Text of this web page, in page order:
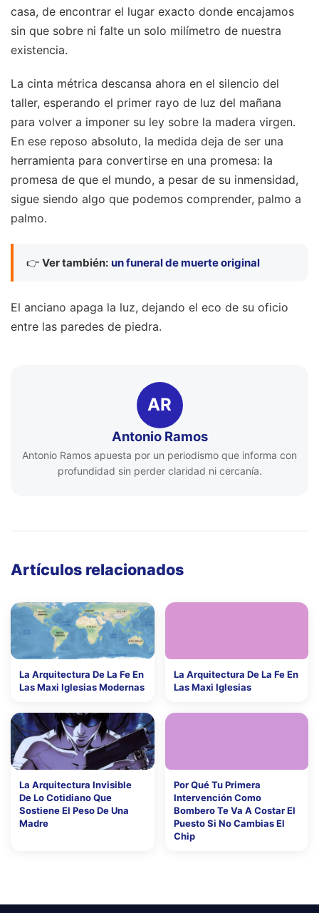
casa, de encontrar el lugar exacto donde encajamos
sin que sobre ni falte un solo milímetro de nuestra
existencia.
La cinta métrica descansa ahora en el silencio del
taller, esperando el primer rayo de luz del mañana
para volver a imponer su ley sobre la madera virgen.
En ese reposo absoluto, la medida deja de ser una
herramienta para convertirse en una promesa: la
promesa de que el mundo, a pesar de su inmensidad,
sigue siendo algo que podemos comprender, palmo a
palmo.
👉 Ver también: un funeral de muerte original
El anciano apaga la luz, dejando el eco de su oficio
entre las paredes de piedra.
AR
Antonio Ramos
Antonio Ramos apuesta por un periodismo que informa con
profundidad sin perder claridad ni cercanía.
Artículos relacionados
La Arquitectura De La Fe En
Las Maxi Iglesias Modernas
La Arquitectura De La Fe En
Las Maxi Iglesias
La Arquitectura Invisible
De Lo Cotidiano Que
Sostiene El Peso De Una
Madre
Por Qué Tu Primera
Intervención Como
Bombero Te Va A Costar El
Puesto Si No Cambias El
Chip